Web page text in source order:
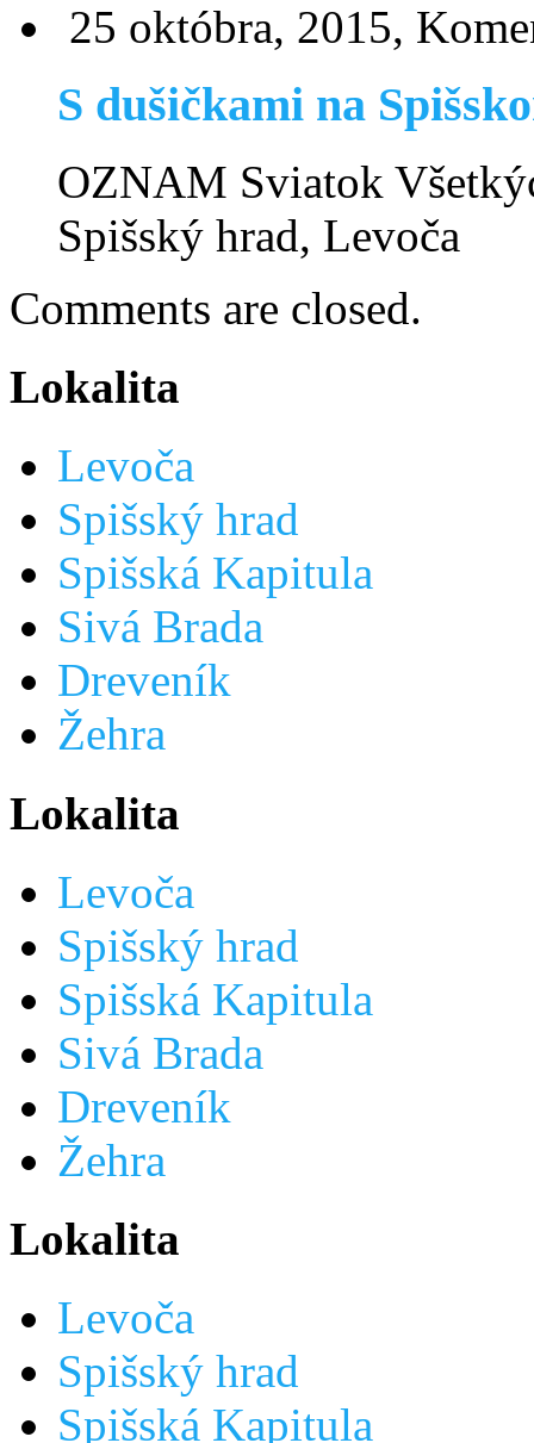
25 októbra, 2015,
S dušičkami na
OZNAM Sviatok
Spišský hrad, Levoča
Comments are closed.
Lokalita
Levoča
Spišský hrad
Spišská Kapitula
Sivá Brada
Dreveník
Žehra
Lokalita
Levoča
Spišský hrad
Spišská Kapitula
Sivá Brada
Dreveník
Žehra
Lokalita
Levoča
Spišský hrad
Spišská Kapitula